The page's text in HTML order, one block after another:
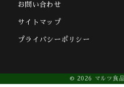
お問い合わせ
サイトマップ
プライバシーポリシー
© 2026 マルツ食